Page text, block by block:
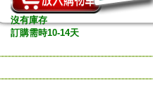
沒有庫存
訂購需時10-14天